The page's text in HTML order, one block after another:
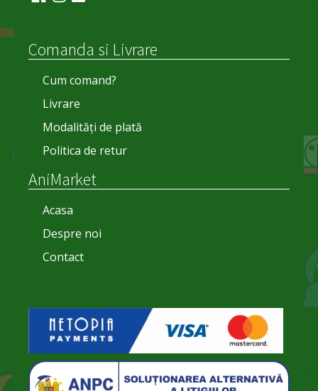
Comanda si Livrare
Cum comand?
Livrare
Modalități de plată
Politica de retur
AniMarket
Acasa
Despre noi
Contact